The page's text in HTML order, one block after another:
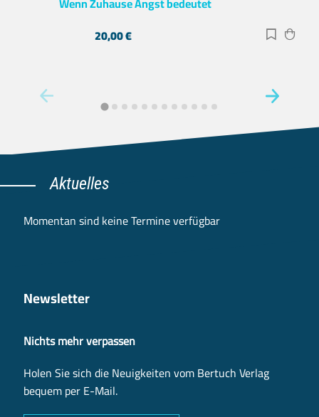
20,00€ Zur
Aktuelles
Momentan sind keine Termine verfügbar
Newsletter
Nichts mehr verpassen
Holen Sie sich die Neuigkeiten vom Bertuch Verlag
bequem per E-Mail.